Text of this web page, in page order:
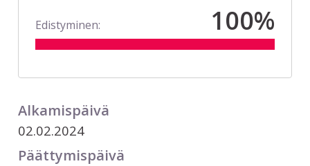
Edistyminen: 100%
Alkamispäivä
02.02.2024
Päättymispäivä